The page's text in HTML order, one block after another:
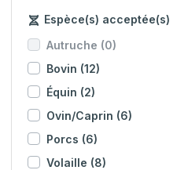
Espèce(s) acceptée(s)
Autruche (0)
Bovin (12)
Équin (2)
Ovin/Caprin (6)
Porcs (6)
Volaille (8)